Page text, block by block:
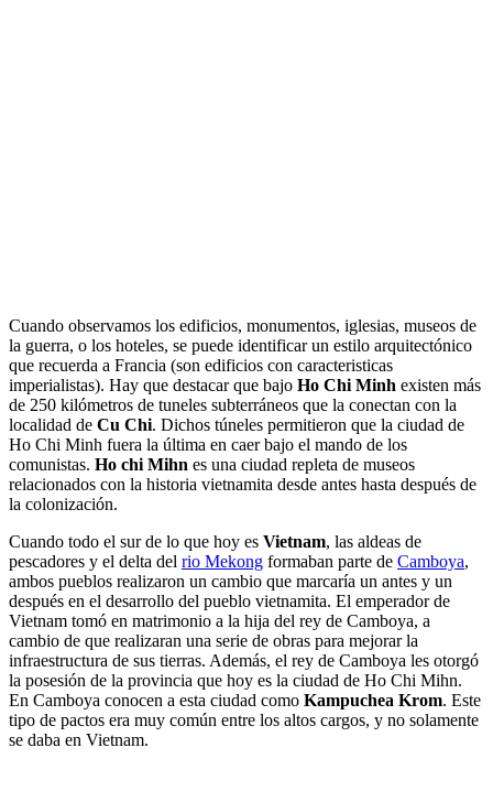
Cuando observamos los edificios, monumentos, iglesias, museos de
la guerra, o los hoteles, se puede identificar un estilo arquitectónico
que recuerda a Francia (son edificios con caracteristicas
imperialistas). Hay que destacar que bajo Ho Chi Minh existen más
de 250 kilómetros de tuneles subterráneos que la conectan con la
localidad de Cu Chi. Dichos túneles permitieron que la ciudad de
Ho Chi Minh fuera la última en caer bajo el mando de los
comunistas. Ho chi Mihn es una ciudad repleta de museos
relacionados con la historia vietnamita desde antes hasta después de
la colonización.
Cuando todo el sur de lo que hoy es Vietnam, las aldeas de
pescadores y el delta del rio Mekong formaban parte de Camboya,
ambos pueblos realizaron un cambio que marcaría un antes y un
después en el desarrollo del pueblo vietnamita. El emperador de
Vietnam tomó en matrimonio a la hija del rey de Camboya, a
cambio de que realizaran una serie de obras para mejorar la
infraestructura de sus tierras. Además, el rey de Camboya les otorgó
la posesión de la provincia que hoy es la ciudad de Ho Chi Mihn.
En Camboya conocen a esta ciudad como Kampuchea Krom. Este
tipo de pactos era muy común entre los altos cargos, y no solamente
se daba en Vietnam.